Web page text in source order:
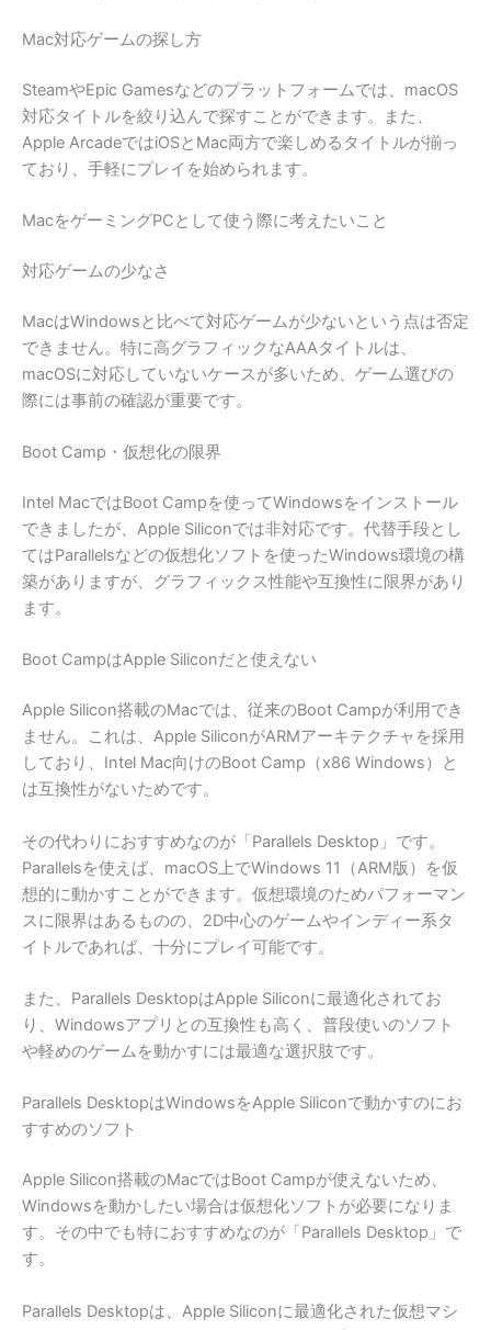
Mac対応ゲームの探し方
SteamやEpic Gamesなどのプラットフォームでは、macOS
対応タイトルを絞り込んで探すことができます。また、
Apple ArcadeではiOSとMac両方で楽しめるタイトルが揃っ
ており、手軽にプレイを始められます。
MacをゲーミングPCとして使う際に考えたいこと
対応ゲームの少なさ
MacはWindowsと比べて対応ゲームが少ないという点は否定
できません。特に高グラフィックなAAAタイトルは、
macOSに対応していないケースが多いため、ゲーム選びの
際には事前の確認が重要です。
Boot Camp・仮想化の限界
Intel MacではBoot Campを使ってWindowsをインストール
できましたが、Apple Siliconでは非対応です。代替手段とし
てはParallelsなどの仮想化ソフトを使ったWindows環境の構
築がありますが、グラフィックス性能や互換性に限界があり
ます。
Boot CampはApple Siliconだと使えない
Apple Silicon搭載のMacでは、従来のBoot Campが利用でき
ません。これは、Apple SiliconがARMアーキテクチャを採用
しており、Intel Mac向けのBoot Camp（x86 Windows）と
は互換性がないためです。
その代わりにおすすめなのが「Parallels Desktop」です。
Parallelsを使えば、macOS上でWindows 11（ARM版）を仮
想的に動かすことができます。仮想環境のためパフォーマン
スに限界はあるものの、2D中心のゲームやインディー系タ
イトルであれば、十分にプレイ可能です。
また、Parallels DesktopはApple Siliconに最適化されてお
り、Windowsアプリとの互換性も高く、普段使いのソフト
や軽めのゲームを動かすには最適な選択肢です。
Parallels DesktopはWindowsをApple Siliconで動かすのにお
すすめのソフト
Apple Silicon搭載のMacではBoot Campが使えないため、
Windowsを動かしたい場合は仮想化ソフトが必要になりま
す。その中でも特におすすめなのが「Parallels Desktop」で
す。
Parallels Desktopは、Apple Siliconに最適化された仮想マシ